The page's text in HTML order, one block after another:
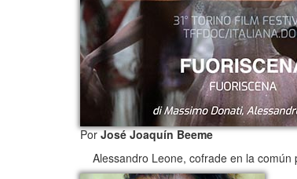
PorJosé Joaquín Beeme
Alessandro Leone, cofrade en la común